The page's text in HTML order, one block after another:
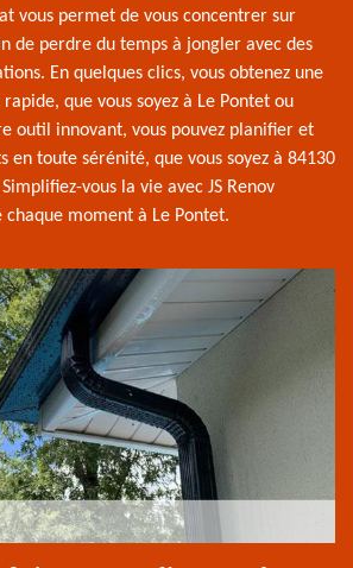
vous permet de vous concentrer sur
de perdre du temps à jongler avec des
En quelques clics, vous obtenez une
que vous soyez à Le Pontet ou
outil innovant, vous pouvez planifier et
en toute sérénité, que vous soyez à 84130
vous la vie avec JS Renov
moment à Le Pontet.